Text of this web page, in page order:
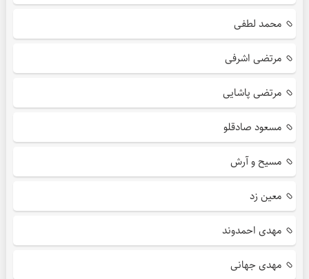
محمد لطفی
مرتضی اشرفی
مرتضی پاشایی
مسعود صادقلو
مسیح و آرش
معین زد
مهدی احمدوند
مهدی جهانی